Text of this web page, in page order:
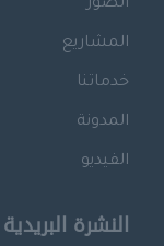
الصور
المشاريع
خدماتنا
المدونة
الفيديو
النشرة البريدية